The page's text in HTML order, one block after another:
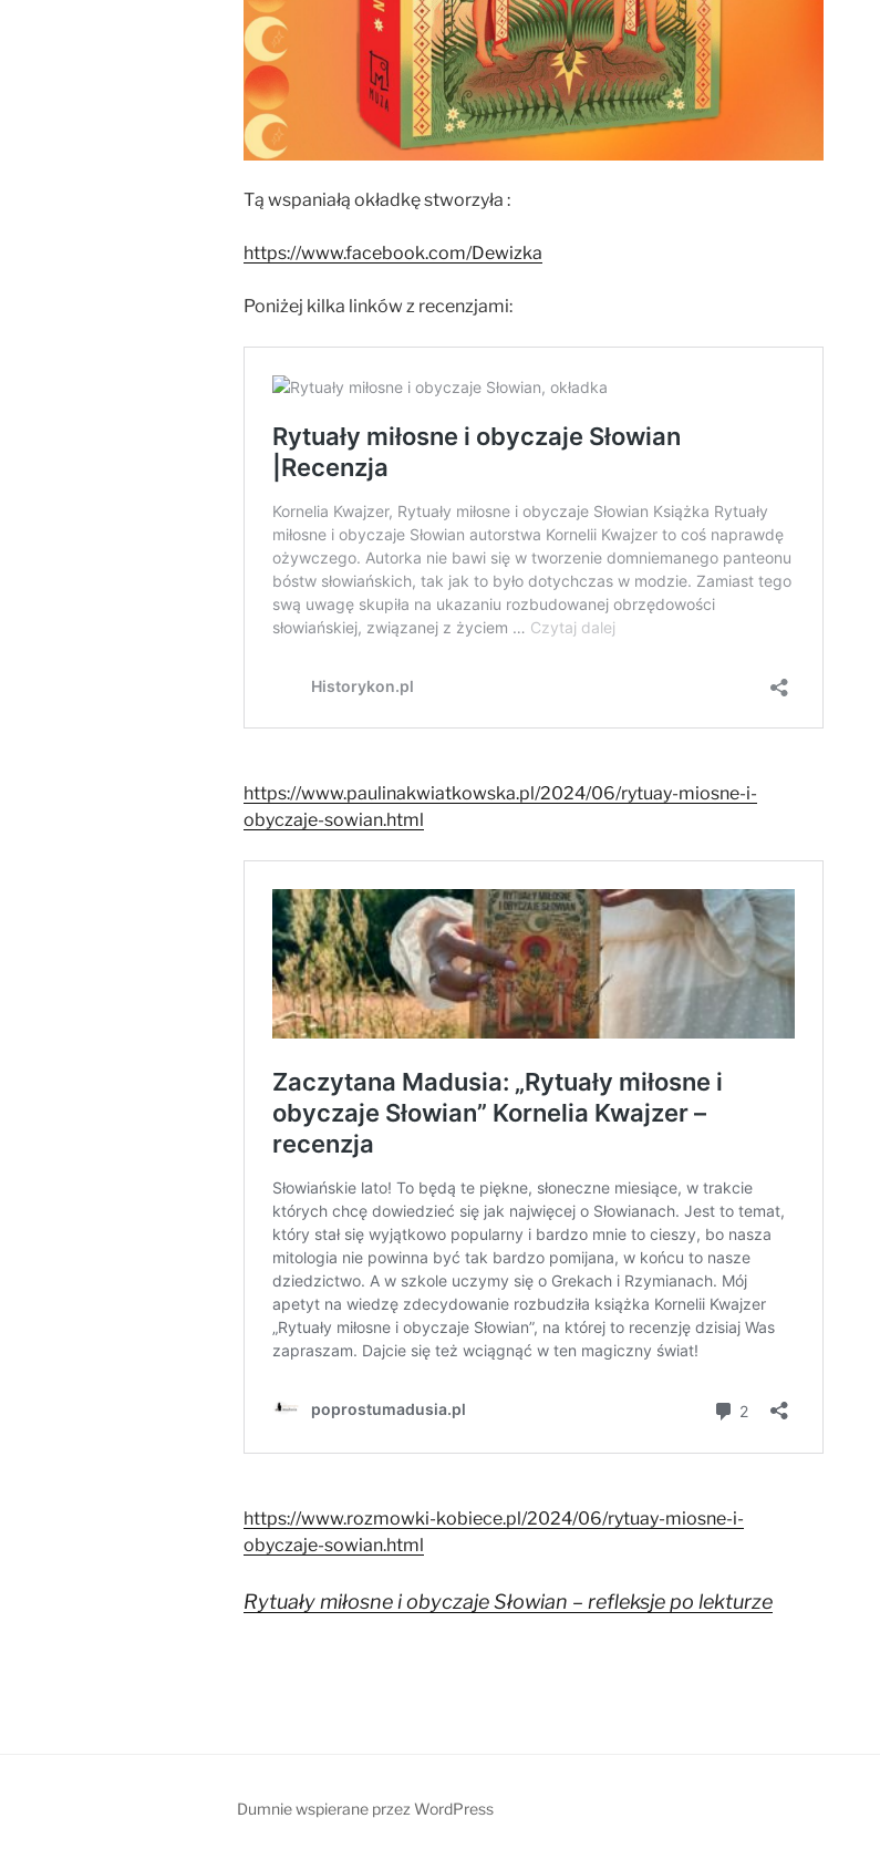
Tą wspaniałą okładkę stworzyła :
https://www.facebook.com/Dewizka
Poniżej kilka linków z recenzjami:
https://www.paulinakwiatkowska.pl/2024/06/rytuay-miosne-i-
obyczaje-sowian.html
https://www.rozmowki-kobiece.pl/2024/06/rytuay-miosne-i-
obyczaje-sowian.html
Rytuały miłosne i obyczaje Słowian – refleksje po lekturze
Dumnie wspierane przez WordPress